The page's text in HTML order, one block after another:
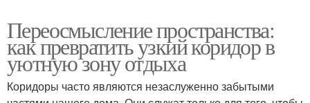
Переосмысление пространства:
как превратить узкий коридор в
уютную зону отдыха
Коридоры часто являются незаслуженно забытыми